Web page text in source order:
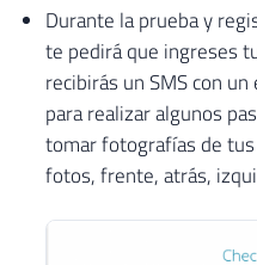
Durante la prueba y
te pedirá que ingreses
recibirás un SMS con
para realizar algunos
tomar fotografías de
fotos, frente, atrás,